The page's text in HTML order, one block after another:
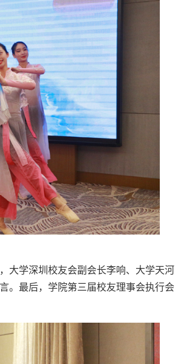
学深圳校友会副会长李响、大学天河
。最后，学院第三届校友理事会执行会